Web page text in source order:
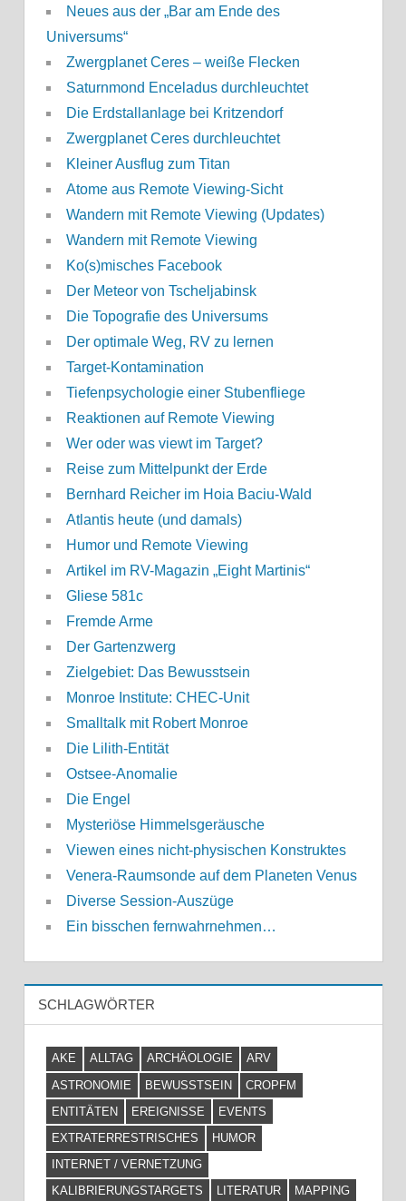
Neues aus der „Bar am Ende des
Universums“
Zwergplanet Ceres – weiße Flecken
Saturnmond Enceladus durchleuchtet
Die Erdstallanlage bei Kritzendorf
Zwergplanet Ceres durchleuchtet
Kleiner Ausflug zum Titan
Atome aus Remote Viewing-Sicht
Wandern mit Remote Viewing (Updates)
Wandern mit Remote Viewing
Ko(s)misches Facebook
Der Meteor von Tscheljabinsk
Die Topografie des Universums
Der optimale Weg, RV zu lernen
Target-Kontamination
Tiefenpsychologie einer Stubenfliege
Reaktionen auf Remote Viewing
Wer oder was viewt im Target?
Reise zum Mittelpunkt der Erde
Bernhard Reicher im Hoia Baciu-Wald
Atlantis heute (und damals)
Humor und Remote Viewing
Artikel im RV-Magazin „Eight Martinis“
Gliese 581c
Fremde Arme
Der Gartenzwerg
Zielgebiet: Das Bewusstsein
Monroe Institute: CHEC-Unit
Smalltalk mit Robert Monroe
Die Lilith-Entität
Ostsee-Anomalie
Die Engel
Mysteriöse Himmelsgeräusche
Viewen eines nicht-physischen Konstruktes
Venera-Raumsonde auf dem Planeten Venus
Diverse Session-Auszüge
Ein bisschen fernwahrnehmen…
SCHLAGWÖRTER
AKE ALLTAG ARCHÄOLOGIE
ARV
ASTRONOMIE
BEWUSSTSEIN
CROPFM
ENTITÄTEN
EREIGNISSE
EVENTS
EXTRATERRESTRISCHES
HUMOR
INTERNET / VERNETZUNG
KALIBRIERUNGSTARGETS
LITERATUR
MAPPING